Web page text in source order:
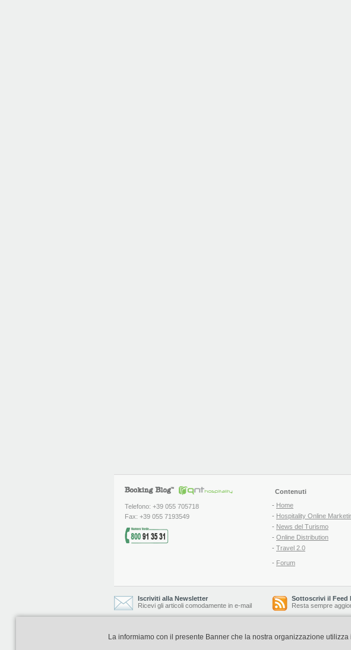
Telefono: +39 055 705718
Fax: +39 055 7193549
Contenuti
- Home
- Hospitality Online
- News del Turismo
- Online Distribution
- Travel 2.0
- Forum
Iscriviti alla Newsletter
Ricevi gli articoli comodamente in e-mail
Sottoscrivi il Feed
Resta sempre
Booking Blog è realizzato e curato da
La informiamo con il presente Banner che la nostra organizzazione